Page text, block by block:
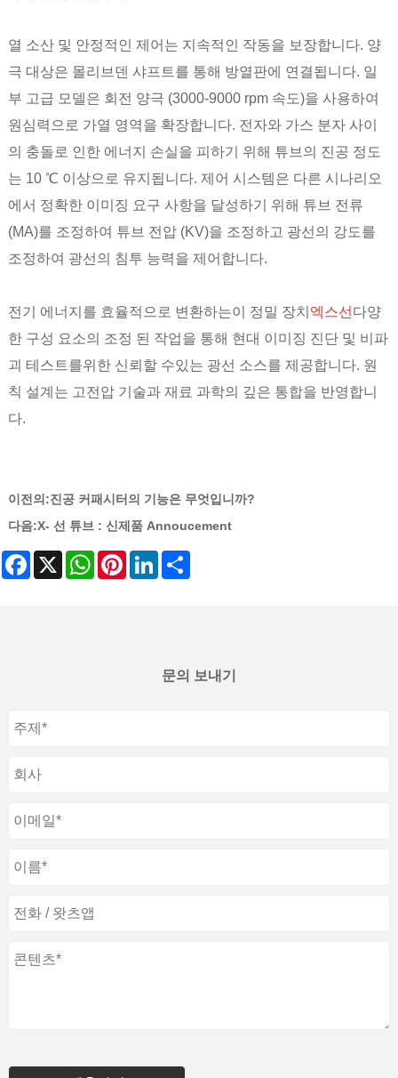
열 소산 및 안정적인 제어는 지속적인 작동을 보장합니다. 양
극 대상은 몰리브덴 샤프트를 통해 방열판에 연결됩니다. 일
부 고급 모델은 회전 양극 (3000-9000 rpm 속도)을 사용하여
원심력으로 가열 영역을 확장합니다. 전자와 가스 분자 사이
의 충돌로 인한 에너지 손실을 피하기 위해 튜브의 진공 정도
는 10 ℃ 이상으로 유지됩니다. 제어 시스템은 다른 시나리오
에서 정확한 이미징 요구 사항을 달성하기 위해 튜브 전류
(MA)를 조정하여 튜브 전압 (KV)을 조정하고 광선의 강도를
조정하여 광선의 침투 능력을 제어합니다.
전기 에너지를 효율적으로 변환하는이 정밀 장치 엑스선 다양
한 구성 요소의 조정 된 작업을 통해 현대 이미징 진단 및 비파
괴 테스트를위한 신뢰할 수있는 광선 소스를 제공합니다. 원
칙 설계는 고전압 기술과 재료 과학의 깊은 통합을 반영합니
다.
이전의:진공 커패시터의 기능은 무엇입니까?
다음:X- 선 튜브 : 신제품 Annoucement
Facebook
X WhatsAppPinterestLinkedIn
문의 보내기